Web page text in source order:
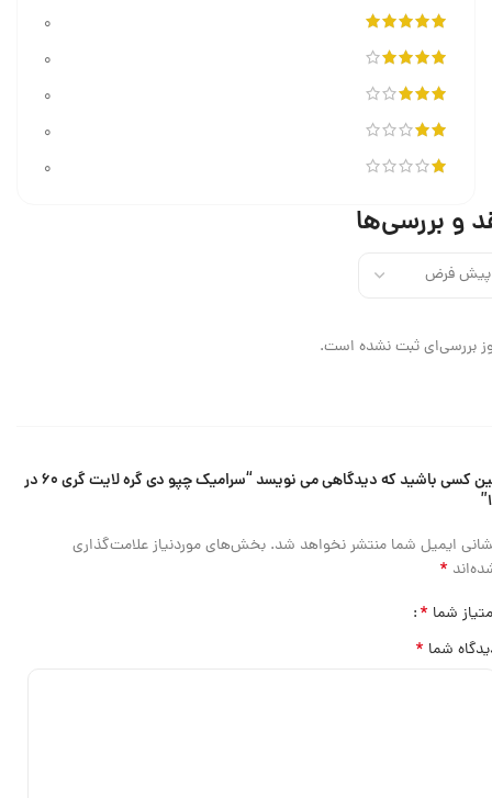
0
0
0
0
0
و بررسی‌ها
بررسی‌ای ثبت نشده است.
اولین کسی باشید که دیدگاهی می نویسد “سرامیک چپو دی گره لایت گری ۶۰ در
ایمیل شما منتشر نخواهد شد. بخش‌های موردنیاز علامت‌گذاری
*
شما *
شما *